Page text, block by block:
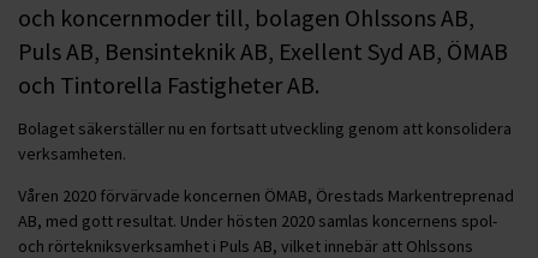
och koncernmoder till, bolagen Ohlssons AB,
Puls AB, Bensinteknik AB, Exellent Syd AB, ÖMAB
och Tintorella Fastigheter AB.
Bolaget säkerställer nu en fortsatt utveckling genom att konsolidera
verksamheten.
Våren 2020 förvärvade koncernen ÖMAB, Örestads Markentreprenad
AB, med gott resultat. Under hösten 2020 samlas koncernens spol-
och rörtekniksverksamhet i Puls AB, vilket innebär att Ohlssons